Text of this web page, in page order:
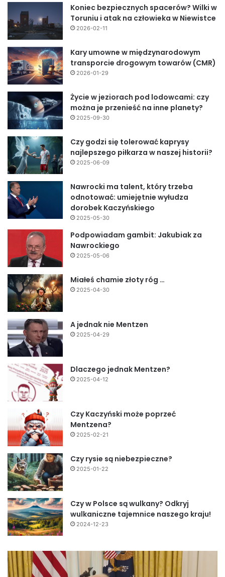
Koniec bezpiecznych spacerów? Wilki w
Toruniu i atak na człowieka w Niewistce
2026-02-11
Kary umowne w międzynarodowym
transporcie drogowym towarów (CMR)
2026-01-29
Życie w jeziorach pod lodowcami: czy
można je przenieść na inne planety?
2025-09-30
Czy godzi się tolerować kaprysy
najlepszego piłkarza w naszej historii?
2025-06-09
Nawrocki ma talent, który trzeba
odnotować: umiejętnie wyłudza
dorobek Kaczyńskiego
2025-05-30
Podpowiadam gambit: Jakubiak za
Nawrockiego
2025-05-06
Miałeś chamie złoty róg …
2025-04-30
A jednak nie Mentzen
2025-04-29
Dlaczego jednak Mentzen?
2025-04-12
Czy Kaczyński może poprzeć
Mentzena?
2025-02-21
Czy rysie są niebezpieczne?
2025-01-22
Czy w Polsce są wulkany? Odkryj
wulkaniczne tajemnice naszego kraju!
2024-12-23
Fundamentalny
zwrot